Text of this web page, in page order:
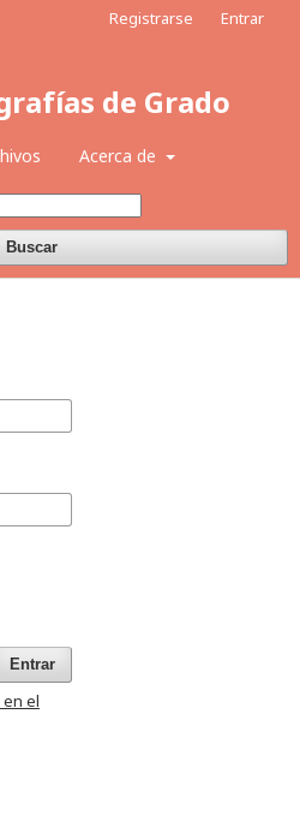
de Grado
Acerca de
Buscar
Registrarse Entrar
Entrar
el